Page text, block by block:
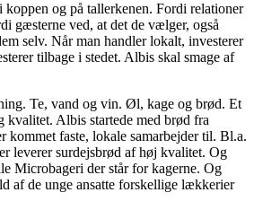
og på tallerkenen. Fordi relationer
gæsterne ved, at det de vælger, også
selv. Når man handler lokalt, investerer
tilbage i stedet. Albis skal smage af
Te, vand og vin. Øl, kage og brød. Et
kvalitet. Albis startede med brød fra
kommet faste, lokale samarbejder til. Bl.a.
leverer surdejsbrød af høj kvalitet. Og
Microbageri der står for kagerne. Og
af de unge ansatte forskellige lækkerier